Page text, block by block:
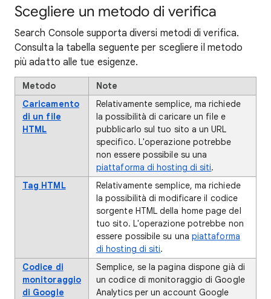
Scegliere un metodo di verifica
Search Console supporta diversi metodi di verifica.
Consulta la tabella seguente per scegliere il metodo
più adatto alle tue esigenze.
Metodo
Note
Caricamento
di un file
HTML
Relativamente semplice, ma richiede
la possibilità di caricare un file e
pubblicarlo sul tuo sito a un URL
specifico. L'operazione potrebbe
non essere possibile su una
piattaforma di hosting di siti.
Tag HTML
Relativamente semplice, ma richiede
la possibilità di modificare il codice
sorgente HTML della home page del
tuo sito. L'operazione potrebbe non
essere possibile su una piattaforma
di hosting di siti.
Codice di
monitoraggio
di Google
Semplice, se la pagina dispone già di
un codice di monitoraggio di Google
Analytics per un account Google